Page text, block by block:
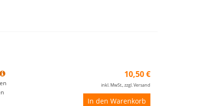
10,50 €
inkl. MwSt., zzgl. Versand
In den Warenkorb